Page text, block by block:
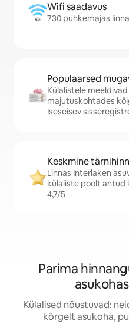
Wifi saadavus
730 puhkemajas
Populaarsed
Külalistele
majutuskohtades
Iseseisev
Keskmine
Linnas Interlaken
külaliste poolt antud
4,7/5
Parima
Külalised nõustuvad:
kõrgelt asukoha,